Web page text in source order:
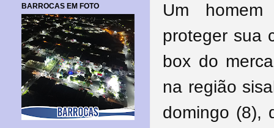
Um
proteger sua
box do
na região
domingo (8),
BARROCAS EM FOTO